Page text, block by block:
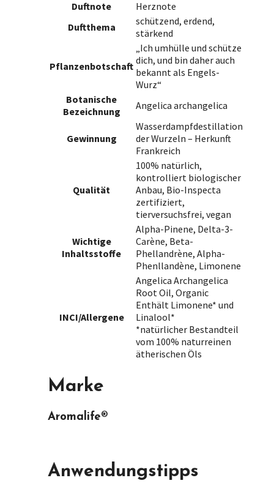
Duftnote
Herznote
Duftthema
schützend, erdend,
stärkend
Pflanzenbotschaft
„Ich umhülle und schütze
dich, und bin daher auch
bekannt als Engels-
Wurz“
Botanische
Bezeichnung
Angelica archangelica
Gewinnung
Wasserdampfdestillation
der Wurzeln – Herkunft
Frankreich
Qualität
100% natürlich,
kontrolliert biologischer
Anbau, Bio-Inspecta
zertifiziert,
tierversuchsfrei, vegan
Wichtige
Inhaltsstoffe
Alpha-Pinene, Delta-3-
Carène, Beta-
Phellandrène, Alpha-
Phenllandène, Limonene
INCI/Allergene
Angelica Archangelica
Root Oil, Organic
Enthält Limonene* und
Linalool*
*natürlicher Bestandteil
vom 100% naturreinen
ätherischen Öls
Marke
Aromalife®
Anwendungstipps